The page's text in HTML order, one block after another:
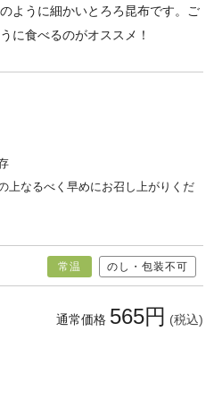
ように細かいとろろ昆布です。ご
に食べるのがオススメ！
上なるべく早めにお召し上がりくだ
常温 のし・包装不可
通常価格 565円 (税込)